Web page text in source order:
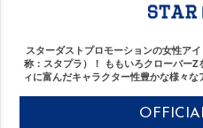
スターダストプロモーションの女性ア
称：スタプラ）！
ももいろクローバー
ィに富んだキャラクター性豊かな様々